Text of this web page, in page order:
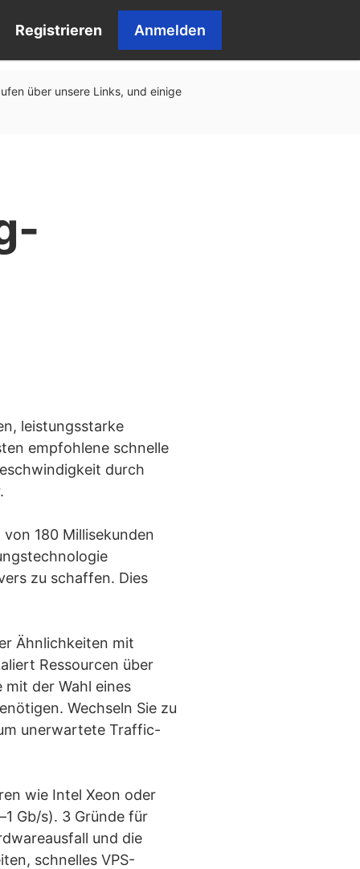
Registrieren Anmelden
über unsere Links, und einige
leistungsstarke
empfohlene schnelle
durch
180 Millisekunden
zu schaffen. Dies
Ähnlichkeiten mit
Ressourcen über
der Wahl eines
Wechseln Sie zu
unerwartete Traffic-
wie Intel Xeon oder
Gb/s). 3 Gründe für
und die
schnelles VPS-